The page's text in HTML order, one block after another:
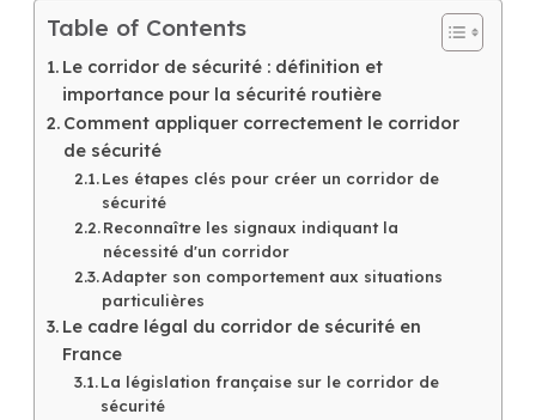
Table of Contents
Le corridor de sécurité : définition et
importance pour la sécurité routière
Comment appliquer correctement le corridor
de sécurité
Les étapes clés pour créer un corridor de
sécurité
Reconnaître les signaux indiquant la
nécessité d'un corridor
Adapter son comportement aux situations
particulières
Le cadre légal du corridor de sécurité en
France
La législation française sur le corridor de
sécurité